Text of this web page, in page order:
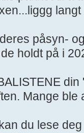
påsyn-
holdt på i
Mange ble
du lese